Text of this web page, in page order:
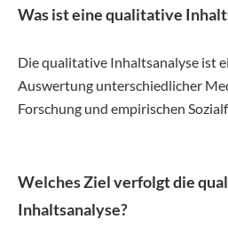
Was ist eine qualitative
Die qualitative Inhaltsanalyse ist
Auswertung unterschiedlicher
Forschung und empirischen
Welches Ziel verfolgt die
Inhaltsanalyse?